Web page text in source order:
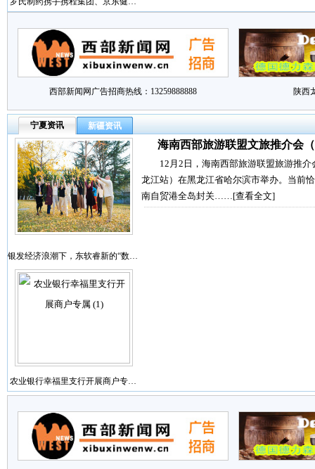
西部新闻网广告招商热线：13259888888 陕西
宁夏资讯 新疆资讯
银发经济浪潮下，东软睿新的“数…
农业银行幸福里支行开展商户专…
海南西部旅游联盟文旅推介会
12月2日，海南西部旅游联盟旅游推介
龙江站）在黑龙江省哈尔滨市举办。当前
南自贸港全岛封关……[查看全文]